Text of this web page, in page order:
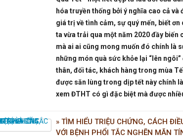
hóa truyền thống bởi ý nghĩa cao cả
giá trị về tình cảm, sự quý mến, biết
ta vừa trải qua một năm 2020 đầy biến
mà ai ai cũng mong muốn đó chính là
những món quà sức khỏe lại “lên
thân, đối tác, khách hàng trong mùa
được săn lùng trong dịp tết này chính
xem ĐTHT có gì đặc biệt mà được
TÌM HIỂU TRIỆU CHỨNG, CÁCH
VỚI BỆNH PHỔI TẮC NGHẼN MÃN